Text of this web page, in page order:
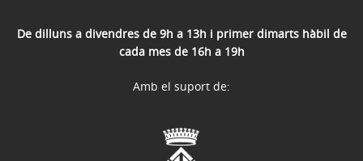
De dilluns a divendres de 9h a 13h i primer dimarts hàbil de
cada mes de 16h a 19h
Amb el suport de: